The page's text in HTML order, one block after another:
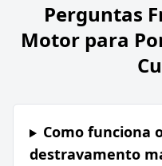
Perguntas
Motor para
Como funciona
destravamento